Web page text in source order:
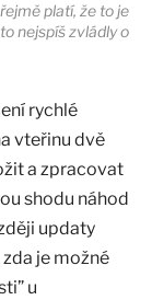
platí, že to je
nejspíš zvládly o
rychlé
vteřinu dvě
a zpracovat
shodu náhod
updaty
je možné
u